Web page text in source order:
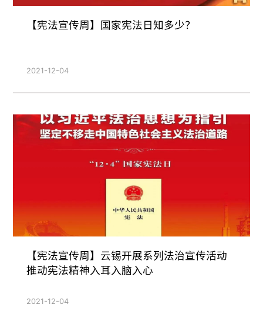
【宪法宣传周】国家宪法日知多少？
2021-12-04
【宪法宣传周】云锡开展系列法治宣传活动
推动宪法精神入耳入脑入心
2021-12-04